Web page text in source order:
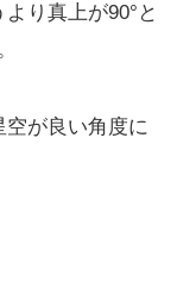
り真上が90°と
が良い角度に